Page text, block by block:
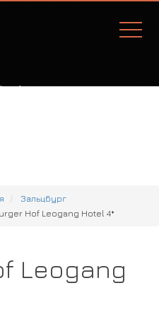
77А
Зальцбург
Hof Leogang Hotel 4*
Leogang